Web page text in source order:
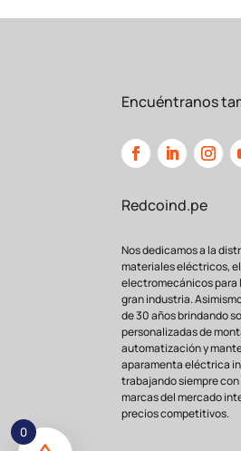
Encuéntranos
Redcoind.pe
Nos dedicamos a la
materiales eléctricos,
electromecánicos para
gran industria.
de 30 años brindando
personalizadas de
automatización y
aparamenta eléctrica
trabajando siempre
marcas del mercado
precios competitivos.
0